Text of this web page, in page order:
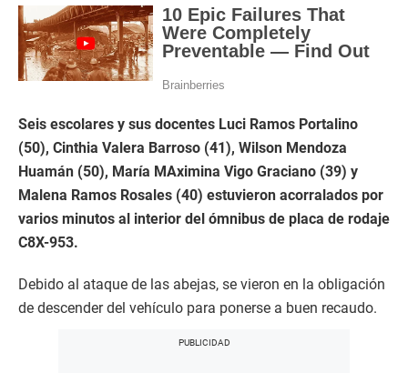
Seis escolares y sus docentes Luci Ramos Portalino
(50), Cinthia Valera Barroso (41), Wilson Mendoza
Huamán (50), María MAximina Vigo Graciano (39) y
Malena Ramos Rosales (40) estuvieron acorralados por
varios minutos al interior del ómnibus de placa de rodaje
C8X-953.
Debido al ataque de las abejas, se vieron en la obligación
de descender del vehículo para ponerse a buen recaudo.